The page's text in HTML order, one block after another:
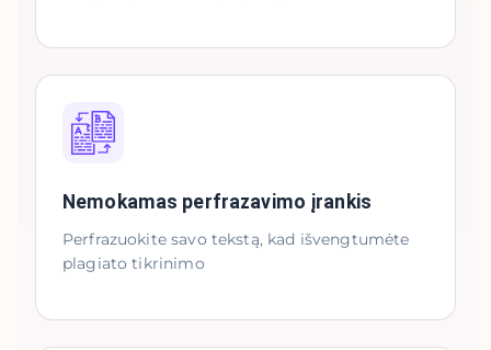
Nemokamas perfrazavimo įrankis
Perfrazuokite savo tekstą, kad išvengtumėte
plagiato tikrinimo